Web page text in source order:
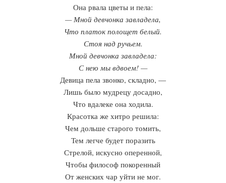
Она рвала цветы и пела:
— Мной девчонка завладела,
Что платок полощет белый.
Стоя над ручьем.
Мной девчонка завладела:
С нею мы вдвоем! —
Девица пела звонко, складно, —
Лишь было мудрецу досадно,
Что вдалеке она ходила.
Красотка же хитро решила:
Чем дольше старого томить,
Тем легче будет поразить
Стрелой, искусно оперенной,
Чтобы философ покоренный
От женских чар уйти не мог.